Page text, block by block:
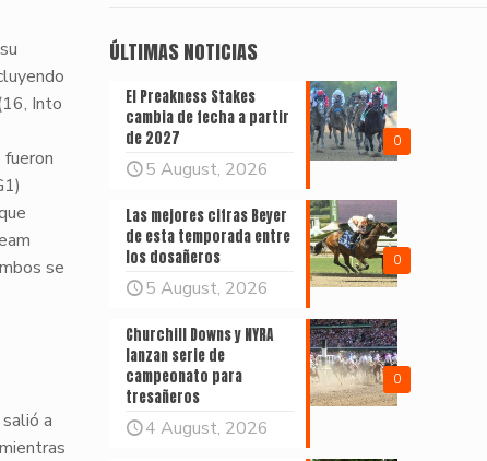
Into
)
se
a
ÚLTIMAS NOTICIAS
0
El Preakness Stakes
cambia de fecha a partir
de 2027
5 August, 2026
0
Las mejores cifras Beyer
de esta temporada entre
los dosañeros
5 August, 2026
0
Churchill Downs y NYRA
lanzan serie de
campeonato para
tresañeros
4 August, 2026